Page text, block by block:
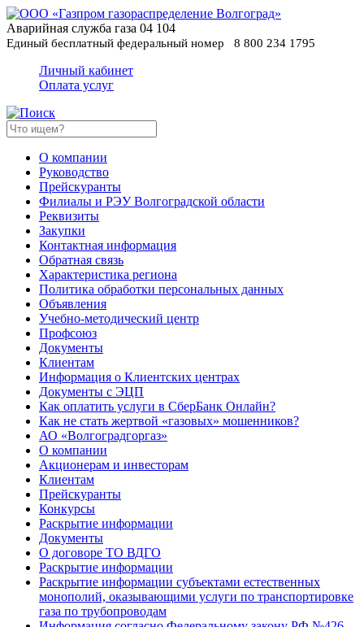
Аварийная служба газа 04 104
Единый бесплатный федеральный номер
8 800 234 1795
Личный кабинет
Оплата услуг
О компании
Руководство
Прейскуранты
Филиалы и РЭУ Волгоградской области
Реквизиты
Закупки
Контактная информация
Обратная связь
Характеристика региона
Политика обработки персональных данных
Oбъявления
Учебно-методический центр
Профсоюз
Документы
Клиентам
Информация о Клиентских центрах
Документы с ЭЦП
Как оплатить услуги в СберБанк Онлайн?
Как не стать жертвой «газовых» мошенников?
АО «Волгоградгоргаз»
О компании
Акционерам и инвесторам
Клиентам
Прейскуранты
Конкурсы
Раскрытие информации
Документы
О договоре ТО ВДГО
Раскрытие информации
Раскрытие информации субъектами естественных
монополий, оказывающими услуги по транспортировке
газа по трубопроводам